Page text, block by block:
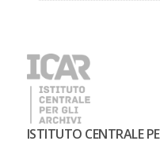
ISTITUTO CENTRALE